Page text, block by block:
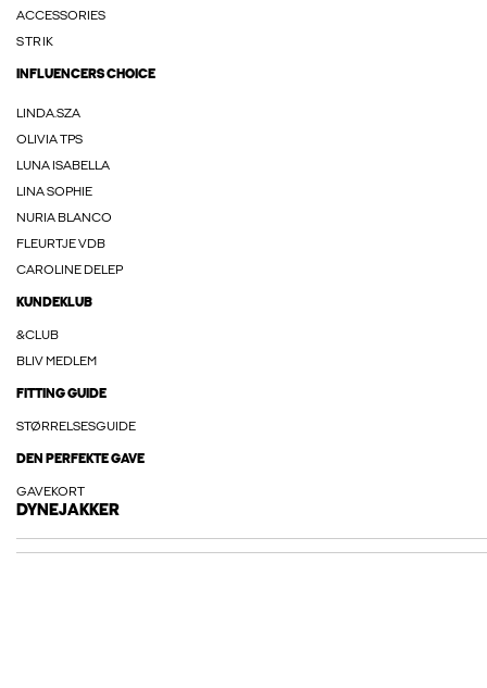
ACCESSORIES
STRIK
INFLUENCERS CHOICE
LINDA.SZA
OLIVIA TPS
LUNA ISABELLA
LINA SOPHIE
NURIA BLANCO
FLEURTJE VDB
CAROLINE DELEP
KUNDEKLUB
&CLUB
BLIV MEDLEM
FITTING GUIDE
STØRRELSESGUIDE
DEN PERFEKTE GAVE
GAVEKORT
DYNEJAKKER